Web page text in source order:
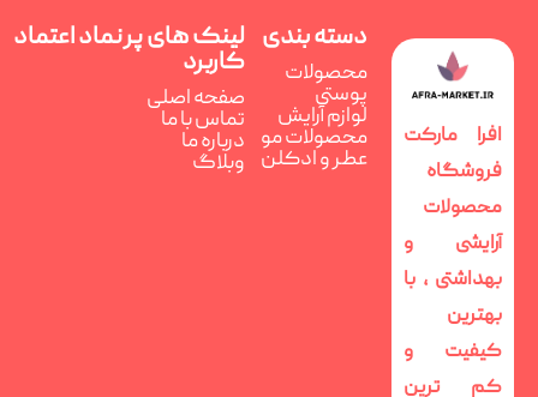
افرا مارکت
فروشگاه
محصولات
آرایشی و
بهداشتی ، با
بهترین
کیفیت و
کم ترین
دسته بندی
محصولات
پوستی
لوازم آرایش
محصولات مو
عطر و ادکلن
لینک های پر
کاربرد
صفحه اصلی
تماس با ما
درباره ما
وبلاگ
نماد اعتماد